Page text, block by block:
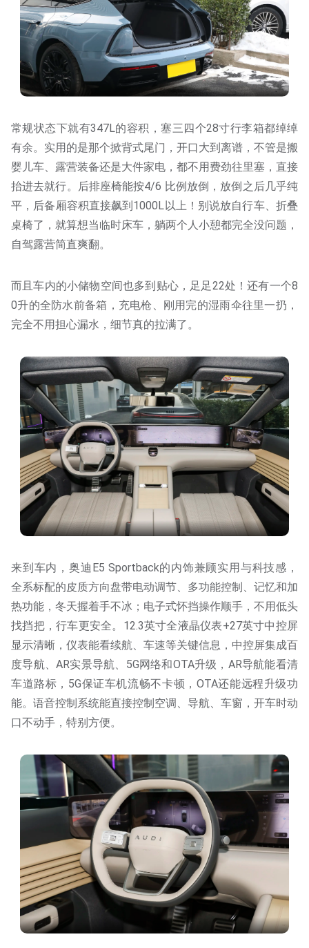
常规状态下就有347L的容积，塞三四个28寸行李箱都绰绰
有余。实用的是那个掀背式尾门，开口大到离谱，不管是搬
婴儿车、露营装备还是大件家电，都不用费劲往里塞，直接
抬进去就行。后排座椅能按4/6 比例放倒，放倒之后几乎纯
平，后备厢容积直接飙到1000L以上！别说放自行车、折叠
桌椅了，就算想当临时床车，躺两个人小憩都完全没问题，
自驾露营简直爽翻。
而且车内的小储物空间也多到贴心，足足22处！还有一个8
0升的全防水前备箱，充电枪、刚用完的湿雨伞往里一扔，
完全不用担心漏水，细节真的拉满了。
来到车内，奥迪E5 Sportback的内饰兼顾实用与科技感，
全系标配的皮质方向盘带电动调节、多功能控制、记忆和加
热功能，冬天握着手不冰；电子式怀挡操作顺手，不用低头
找挡把，行车更安全。12.3英寸全液晶仪表+27英寸中控屏
显示清晰，仪表能看续航、车速等关键信息，中控屏集成百
度导航、AR实景导航、5G网络和OTA升级，AR导航能看清
车道路标，5G保证车机流畅不卡顿，OTA还能远程升级功
能。语音控制系统能直接控制空调、导航、车窗，开车时动
口不动手，特别方便。